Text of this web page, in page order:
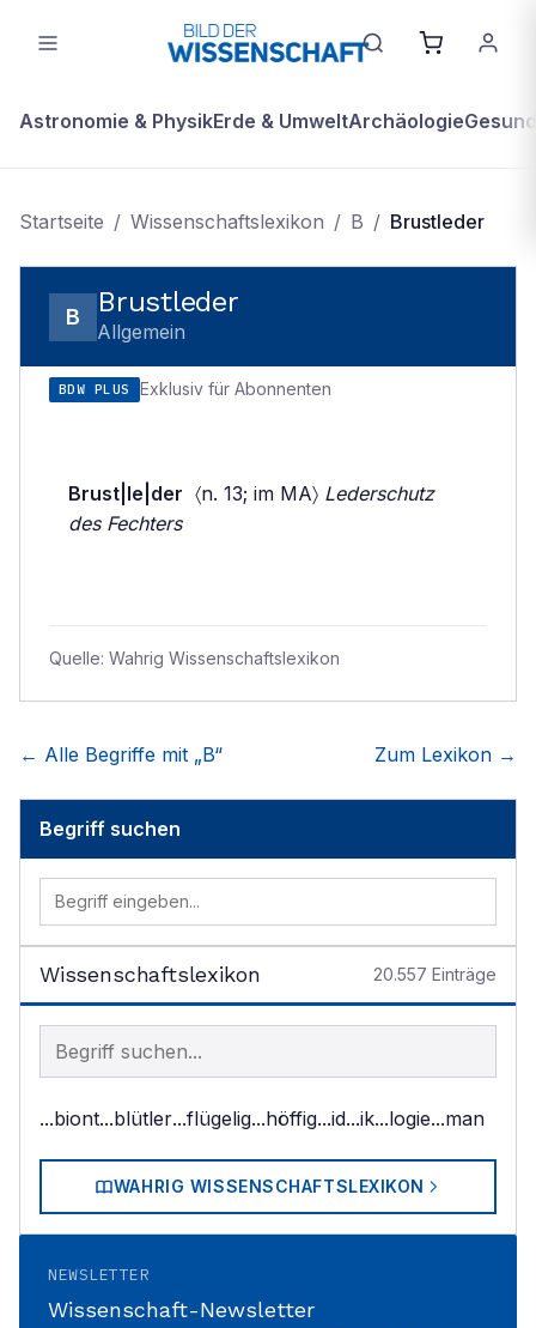
Astronomie & PhysikErde & UmweltArchäologie
Startseite / Wissenschaftslexikon / B / Brustleder
B Brustleder
Allgemein
BDW PLUS Exklusiv für Abonnenten
Brust|le|der 〈n. 13; im MA〉 Lederschutz
des Fechters
Quelle: Wahrig Wissenschaftslexikon
← Alle Begriffe mit „B“ Zum Lexikon →
Begriff suchen
Wissenschaftslexikon 20.557 Einträge
Begriff im Lexikon suchen
...biont...blütler...flügelig...höffig...id...ik...logie...man
WAHRIG WISSENSCHAFTSLEXIKON
NEWSLETTER
Wissenschaft-Newsletter